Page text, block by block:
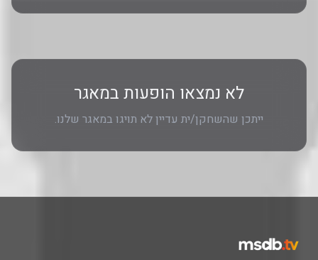
לא נמצאו הופעות במאגר
ייתכן שהשחקן/ית עדיין לא תויגו במאגר שלנו.